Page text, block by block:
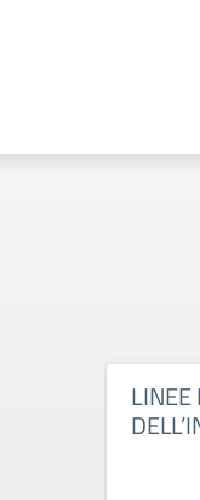
LINEE